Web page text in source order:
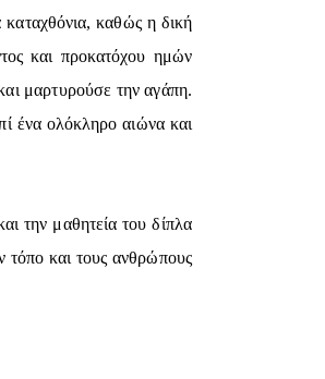
καθώς η δική
και προκατόχου ημών
μαρτυρούσε την αγάπη.
ένα ολόκληρο αιώνα και
την μαθητεία του δίπλα
τόπο και τους ανθρώπους